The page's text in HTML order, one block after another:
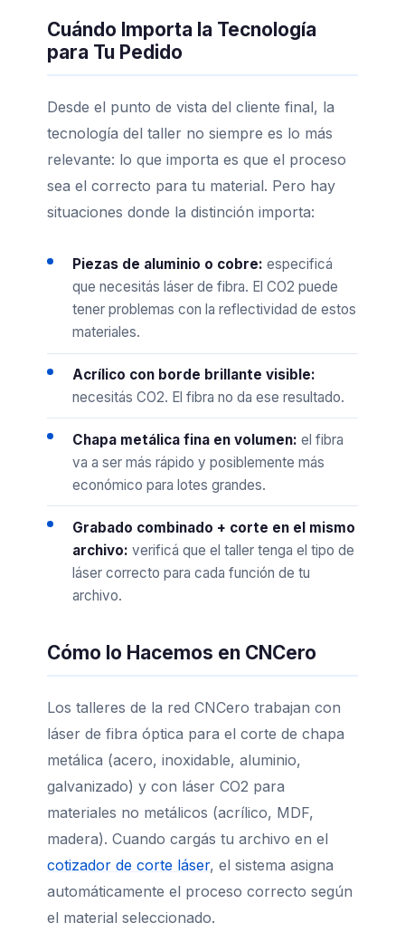
Cuándo Importa la Tecnología
para Tu Pedido
Desde el punto de vista del cliente final, la
tecnología del taller no siempre es lo más
relevante: lo que importa es que el proceso
sea el correcto para tu material. Pero hay
situaciones donde la distinción importa:
Piezas de aluminio o cobre: especificá
que necesitás láser de fibra. El CO2 puede
tener problemas con la reflectividad de estos
materiales.
Acrílico con borde brillante visible:
necesitás CO2. El fibra no da ese resultado.
Chapa metálica fina en volumen: el fibra
va a ser más rápido y posiblemente más
económico para lotes grandes.
Grabado combinado + corte en el mismo
archivo: verificá que el taller tenga el tipo de
láser correcto para cada función de tu
archivo.
Cómo lo Hacemos en CNCero
Los talleres de la red CNCero trabajan con
láser de fibra óptica para el corte de chapa
metálica (acero, inoxidable, aluminio,
galvanizado) y con láser CO2 para
materiales no metálicos (acrílico, MDF,
madera). Cuando cargás tu archivo en el
cotizador de corte láser, el sistema asigna
automáticamente el proceso correcto según
el material seleccionado.